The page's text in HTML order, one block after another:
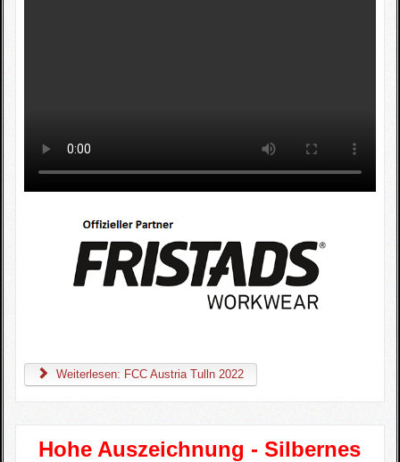
Weiterlesen: FCC Austria Tulln 2022
Hohe Auszeichnung - Silbernes